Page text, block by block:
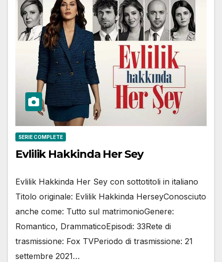
SERIE COMPLETE
Evlilik Hakkinda Her Sey
Evlilik Hakkinda Her Sey con sottotitoli in italiano
Titolo originale: Evlilik Hakkinda HerseyConosciuto
anche come: Tutto sul matrimonioGenere:
Romantico, DrammaticoEpisodi: 33Rete di
trasmissione: Fox TVPeriodo di trasmissione: 21
settembre 2021…